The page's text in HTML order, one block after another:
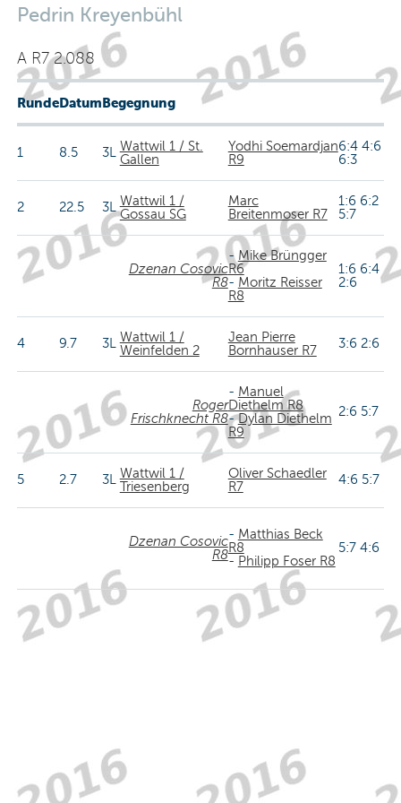
Pedrin Kreyenbühl
A R7 2.088
RundeDatumBegegnung
1 8.5 3LWattwil 1 / St.
Gallen
Yodhi Soemardjan
R9
6:4 4:6
6:3
2 22.5 3LWattwil 1 /
Gossau SG
Marc
Breitenmoser R7
1:6 6:2
5:7
Dzenan Cosovic
R8
- Mike Brüngger
R6
- Moritz Reisser
R8
1:6 6:4
2:6
4 9.7 3LWattwil 1 /
Weinfelden 2
Jean Pierre
Bornhauser R7
3:6 2:6
Roger
Frischknecht R8
- Manuel
Diethelm R8
-Dylan Diethelm
R9
2:6 5:7
5 2.7 3LWattwil 1 /
Triesenberg
Oliver Schaedler
R7
4:6 5:7
Dzenan Cosovic
R8
- Matthias Beck
R8
- Philipp Foser R8
5:7 4:6